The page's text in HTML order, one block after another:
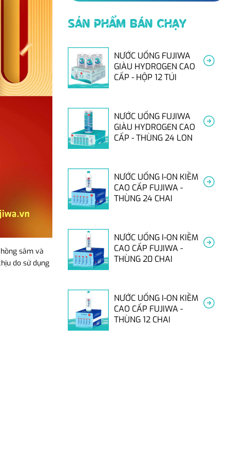
sâm và
do sử dụng
SẢN PHẨM BÁN CHẠY
NƯỚC UỐNG FUJIWA
GIÀU HYDROGEN CAO
CẤP - HỘP 12 TÚI
NƯỚC UỐNG FUJIWA
GIÀU HYDROGEN CAO
CẤP - THÙNG 24 LON
NƯỚC UỐNG I-ON KIỀM
CAO CẤP FUJIWA -
THÙNG 24 CHAI
NƯỚC UỐNG I-ON KIỀM
CAO CẤP FUJIWA -
THÙNG 20 CHAI
NƯỚC UỐNG I-ON KIỀM
CAO CẤP FUJIWA -
THÙNG 12 CHAI